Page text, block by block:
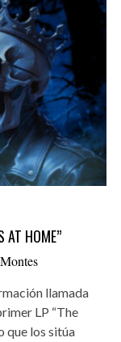
AT HOME”
llamada
LP “The
que los sitúa